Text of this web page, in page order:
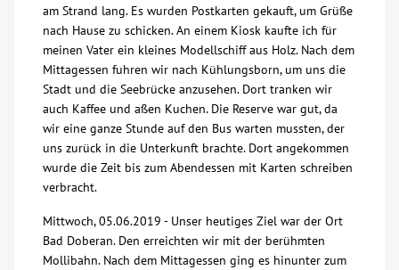
Suche
Kontakt
AWO BB Süd
am Strand lang. Es wurden Postkarten gekauft, um Grüße
nach Hause zu schicken. An einem Kiosk kaufte ich für
meinen Vater ein kleines Modellschiff aus Holz. Nach dem
Mittagessen fuhren wir nach Kühlungsborn, um uns die
Stadt und die Seebrücke anzusehen. Dort tranken wir
auch Kaffee und aßen Kuchen. Die Reserve war gut, da
wir eine ganze Stunde auf den Bus warten mussten, der
uns zurück in die Unterkunft brachte. Dort angekommen
wurde die Zeit bis zum Abendessen mit Karten schreiben
verbracht.
Mittwoch, 05.06.2019 - Unser heutiges Ziel war der Ort
Bad Doberan. Den erreichten wir mit der berühmten
Mollibahn. Nach dem Mittagessen ging es hinunter zum